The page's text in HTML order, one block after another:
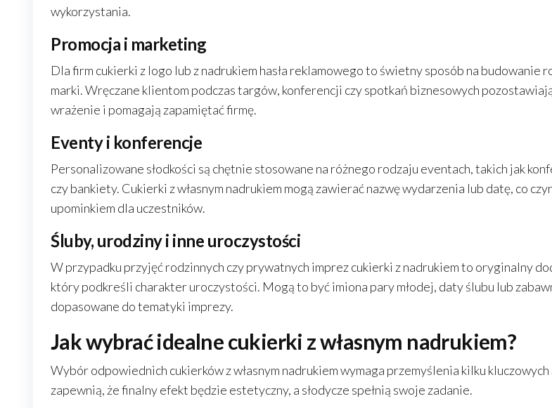
wykorzystania.
Promocja i marketing
Dla firm cukierki z logo lub z nadrukiem hasła reklamowego to świetny sposób na budowanie
marki. Wręczane klientom podczas targów, konferencji czy spotkań biznesowych
wrażenie i pomagają zapamiętać firmę.
Eventy i konferencje
Personalizowane słodkości są chętnie stosowane na różnego rodzaju eventach, takich jak
czy bankiety. Cukierki z własnym nadrukiem mogą zawierać nazwę wydarzenia lub datę, co
upominkiem dla uczestników.
Śluby, urodziny i inne uroczystości
W przypadku przyjęć rodzinnych czy prywatnych imprez cukierki z nadrukiem to oryginalny
który podkreśli charakter uroczystości. Mogą to być imiona pary młodej, daty ślubu lub
dopasowane do tematyki imprezy.
Jak wybrać idealne cukierki z własnym nadrukiem?
Wybór odpowiednich cukierków z własnym nadrukiem wymaga przemyślenia kilku
zapewnią, że finalny efekt będzie estetyczny, a słodycze spełnią swoje zadanie.